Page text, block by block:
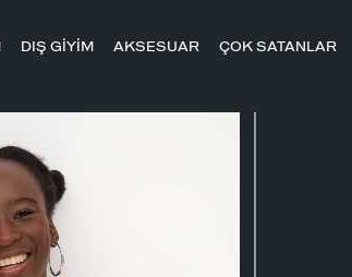
DIŞ GİYİM AKSESUAR ÇOK SATANLAR